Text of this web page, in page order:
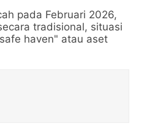
pada Februari 2026,
tradisional, situasi
haven" atau aset